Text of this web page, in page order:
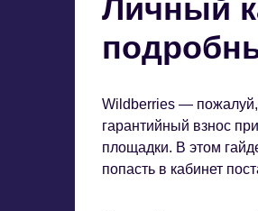
Личный
Wildberries — пожалуй,
гарантийный взнос
площадки. В этом
попасть в кабинет